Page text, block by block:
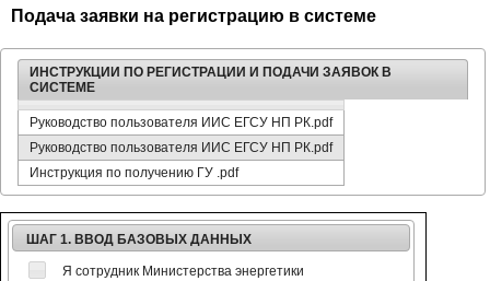
Подача заявки на регистрацию в системе
ИНСТРУКЦИИ ПО РЕГИСТРАЦИИ И ПОДАЧИ ЗАЯВОК В
СИСТЕМЕ
Руководство пользователя ИИС ЕГСУ НП РК.pdf
Руководство пользователя ИИС ЕГСУ НП РК.pdf
Инструкция по получению ГУ .pdf
ШАГ 1. ВВОД БАЗОВЫХ ДАННЫХ
Я сотрудник Министерства энергетики